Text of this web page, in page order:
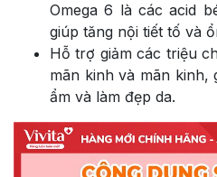
Omega 6 là các acid
giúp tăng nội tiết tố và
Hỗ trợ giảm các triệu
mãn kinh và mãn
ẩm và làm đẹp da.